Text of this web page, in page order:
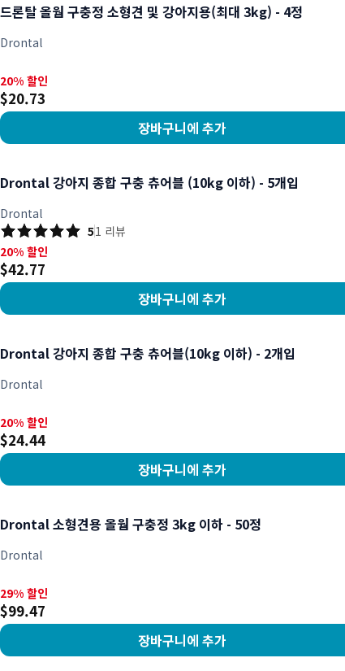
드론탈 올웜 구충정 소형견 및 강아지용(최대 3kg) - 4정
Drontal
20% 할인, $20.73
20% 할인
$20.73
장바구니에 추가
Drontal 강아지 종합 구충 츄어블 (10kg 이하) - 5개입
Drontal
51 리뷰
20% 할인, $42.77
20% 할인
$42.77
장바구니에 추가
Drontal 강아지 종합 구충 츄어블(10kg 이하) - 2개입
Drontal
20% 할인, $24.44
20% 할인
$24.44
장바구니에 추가
Drontal 소형견용 올웜 구충정 3kg 이하 - 50정
Drontal
29% 할인, $99.47
29% 할인
$99.47
장바구니에 추가